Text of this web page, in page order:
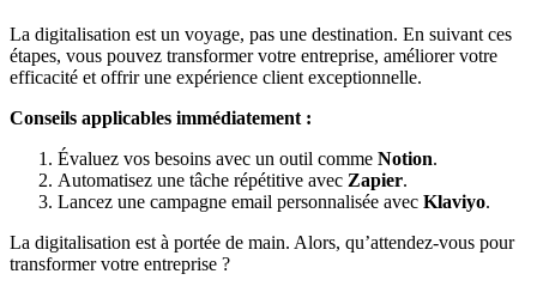
La digitalisation est un voyage, pas une destination. En suivant ces
étapes, vous pouvez transformer votre entreprise, améliorer votre
efficacité et offrir une expérience client exceptionnelle.
Conseils applicables immédiatement :
Évaluez vos besoins avec un outil comme Notion.
Automatisez une tâche répétitive avec Zapier.
Lancez une campagne email personnalisée avec Klaviyo.
La digitalisation est à portée de main. Alors, qu’attendez-vous pour
transformer votre entreprise ?